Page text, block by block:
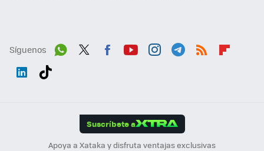
Síguenos
Suscríbete a
Apoya a Xataka y disfruta ventajas exclusivas